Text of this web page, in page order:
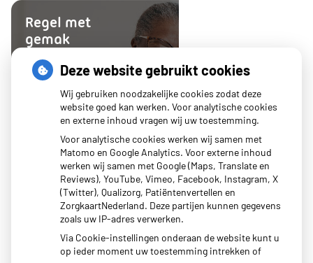
Regel met
gemak
Uw Zorg
online
Herhaalrecepten
aanvragen
Vragen stellen
Afspraken maken
Dossier bekijken
Registerenop
patiëntenomgeving
Coöperatieve
H.A.
Bruijns,
Deze website gebruikt cookies
Wij gebruiken noodzakelijke cookies zodat deze
website goed kan werken. Voor analytische cookies
en externe inhoud vragen wij uw toestemming.
Voor analytische cookies werken wij samen met
Matomo en Google Analytics. Voor externe inhoud
werken wij samen met Google (Maps, Translate en
Reviews), YouTube, Vimeo, Facebook, Instagram, X
(Twitter), Qualizorg, Patiëntenvertellen en
ZorgkaartNederland. Deze partijen kunnen gegevens
zoals uw IP-adres verwerken.
Via Cookie-instellingen onderaan de website kunt u
op ieder moment uw toestemming intrekken of